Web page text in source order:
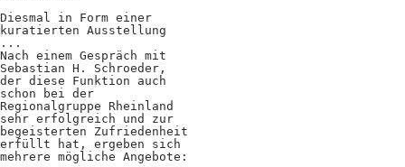
Fakten für Politik und
Öffentlichkeit
Positionen
Verband
Fotograf*innen
Diesmal in Form einer
kuratierten Ausstellung
...
Nach einem Gespräch mit
Sebastian H. Schroeder,
der diese Funktion auch
schon bei der
Regionalgruppe Rheinland
sehr erfolgreich und zur
begeisterten Zufriedenheit
erfüllt hat, ergeben sich
mehrere mögliche Angebote: